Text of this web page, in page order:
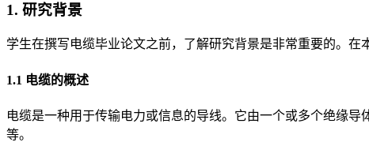
1. 研究背景
学生在撰写电缆毕业论文之前，了解研究背景是非常重要的。在
1.1 电缆的概述
电缆是一种用于传输电力或信息的导线。它由一个或多个绝缘
等。